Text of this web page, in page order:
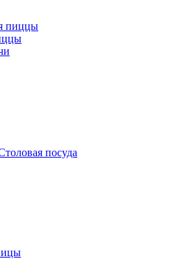
пиццы
посуда